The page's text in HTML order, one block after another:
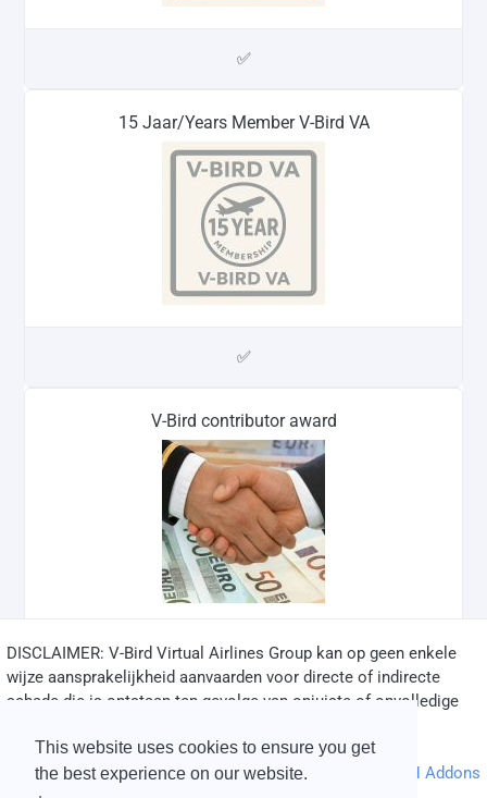
This website uses cookies to ensure you get
the best experience on our website.
✅
15 Jaar/Years Member V-Bird VA
✅
V-Bird contributor award
✅
DISCLAIMER: V-Bird Virtual Airlines Group kan op geen enkele
wijze aansprakelijkheid aanvaarden voor directe of indirecte
schade die is ontstaan ten gevolge van onjuiste of onvolledige
© 2004 - 2026 V-Bird Virtual Airlines Group |Credits
Powered byphpVMS& DH Addons